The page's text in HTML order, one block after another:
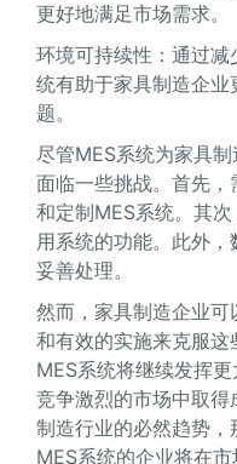
更好地满足市场需求。
环境可持续性：通过
统有助于家具制造企
题。
尽管MES系统为家具
面临一些挑战。首先
和定制MES系统。其
用系统的功能。此外
妥善处理。
然而，家具制造企业
和有效的实施来克服这
MES系统将继续发挥
竞争激烈的市场中取
制造行业的必然趋势
MES系统的企业将在市